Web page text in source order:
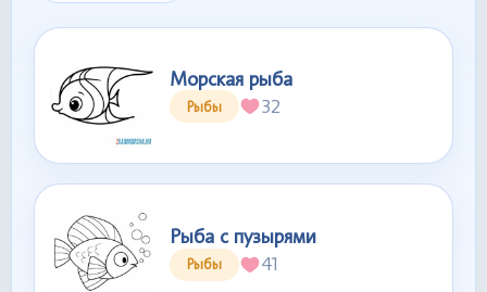
Морская рыба
Рыбы 32
Рыба с пузырями
Рыбы 41